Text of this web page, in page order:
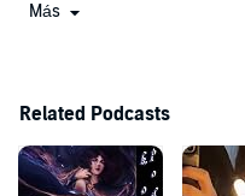
Más
Related Podcasts